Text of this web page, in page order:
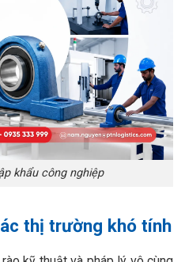
khẩu công nghiệp
thị trường khó tính